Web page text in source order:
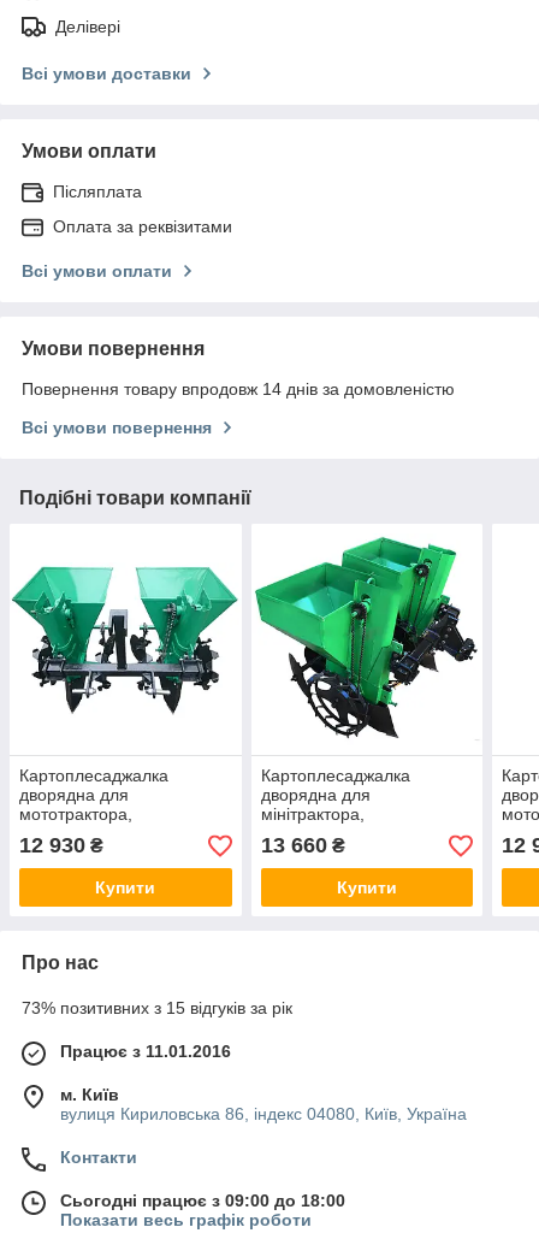
Делівері
Всі умови доставки
Умови оплати
Післяплата
Оплата за реквізитами
Всі умови оплати
Умови повернення
Повернення товару впродовж 14 днів за домовленістю
Всі умови повернення
Подібні товари компанії
Картоплесаджалка
дворядна для
мототрактора,
мінітрактори Володар
КСН-68 (три крапки)
12 930 ₴
Купити
Картоплесаджалка
дворядна для
мінітрактора,
мототрактора Володар
КСН-90
13 660₴
Купити
12
Про нас
73% позитивних з 15 відгуків за рік
Працює з 11.01.2016
м. Київ
вулиця Кириловська 86, індекс 04080, Київ, Україна
Контакти
Сьогодні працює з 09:00 до 18:00
Показати весь графік роботи